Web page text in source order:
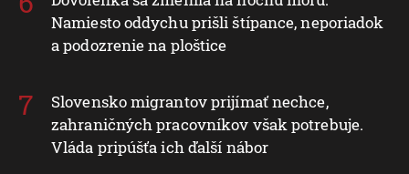
Namiesto oddychu prišli štípance, neporiadok
a podozrenie na ploštice
Slovensko migrantov prijímať nechce,
zahraničných pracovníkov však potrebuje.
Vláda pripúšťa ich ďalší nábor